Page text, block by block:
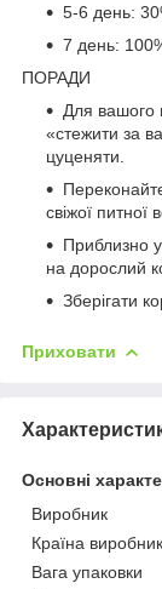
5-6 день:
7 день:
ПОРАДИ
Для вашого
«стежити за
цуценяти.
свіжої питної
Приблизно
на дорослий
Зберігати
Приховати
Основні
Виробник
Країна виробник
Вага упаковки